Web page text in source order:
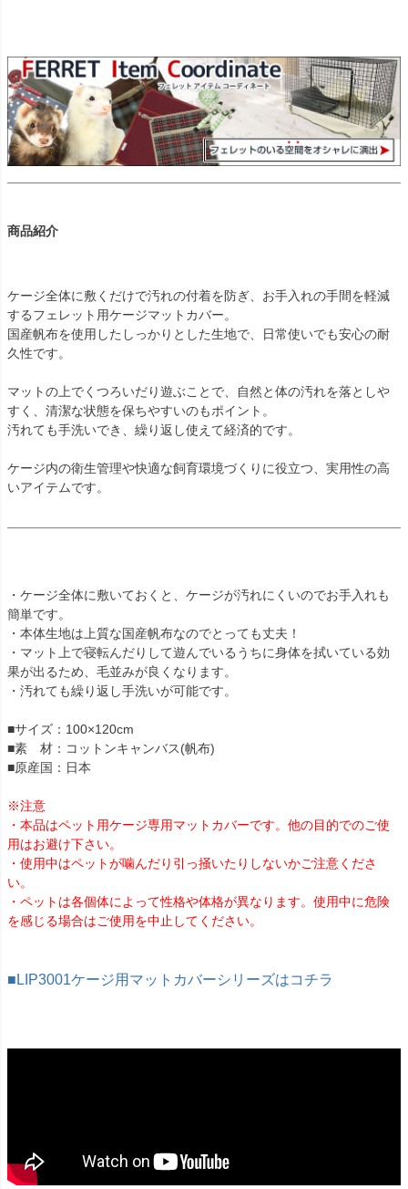
商品紹介
ケージ全体に敷くだけで汚れの付着を防ぎ、お手入れの手間を軽減
するフェレット用ケージマットカバー。
国産帆布を使用したしっかりとした生地で、日常使いでも安心の耐
久性です。
マットの上でくつろいだり遊ぶことで、自然と体の汚れを落としや
すく、清潔な状態を保ちやすいのもポイント。
汚れても手洗いでき、繰り返し使えて経済的です。
ケージ内の衛生管理や快適な飼育環境づくりに役立つ、実用性の高
いアイテムです。
・ケージ全体に敷いておくと、ケージが汚れにくいのでお手入れも
簡単です。
・本体生地は上質な国産帆布なのでとっても丈夫！
・マット上で寝転んだりして遊んでいるうちに身体を拭いている効
果が出るため、毛並みが良くなります。
・汚れても繰り返し手洗いが可能です。
■サイズ：100×120cm
■素 材：コットンキャンバス(帆布)
■原産国：日本
※注意
・本品はペット用ケージ専用マットカバーです。他の目的でのご使
用はお避け下さい。
・使用中はペットが噛んだり引っ掻いたりしないかご注意くださ
い。
・ペットは各個体によって性格や体格が異なります。使用中に危険
を感じる場合はご使用を中止してください。
■LIP3001ケージ用マットカバーシリーズはコチラ